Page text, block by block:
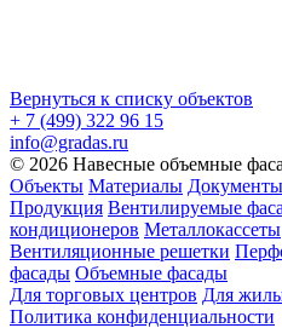
Вернуться к списку объектов
+ 7 (499) 322 96 15
info@gradas.ru
© 2026 Навесные объемные
Объекты Материалы Документы
Продукция Вентилируемые
кондиционеров Металлокассеты
Вентиляционные решетки
фасады Объемные фасады
Для торговых центров Для
Политика конфиденциальности